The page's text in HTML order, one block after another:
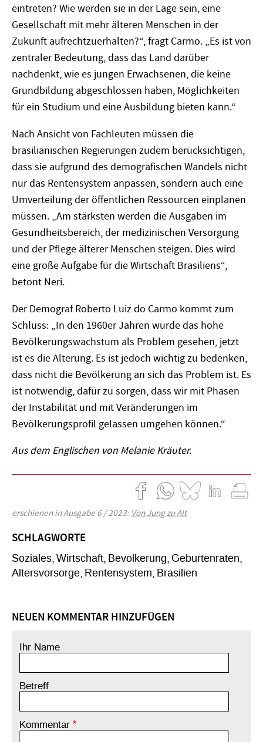
eintreten? Wie werden sie in der Lage sein, eine
Gesellschaft mit mehr älteren Menschen in der
Zukunft aufrechtzuerhalten?“, fragt Carmo. „Es ist von
zentraler Bedeutung, dass das Land darüber
nachdenkt, wie es jungen Erwachsenen, die keine
Grundbildung abgeschlossen haben, Möglichkeiten
für ein Studium und eine Ausbildung bieten kann.“
Nach Ansicht von Fachleuten müssen die
brasilianischen Regierungen zudem berücksichtigen,
dass sie aufgrund des demografischen Wandels nicht
nur das Rentensystem anpassen, sondern auch eine
Umverteilung der öffentlichen Ressourcen einplanen
müssen. „Am stärksten werden die Ausgaben im
Gesundheitsbereich, der medizinischen Versorgung
und der Pflege älterer Menschen steigen. Dies wird
eine große Aufgabe für die Wirtschaft Brasiliens“,
betont Neri.
Der Demograf Roberto Luiz do Carmo kommt zum
Schluss: „In den 1960er Jahren wurde das hohe
Bevölkerungswachstum als Problem gesehen, jetzt
ist es die Alterung. Es ist jedoch wichtig zu bedenken,
dass nicht die Bevölkerung an sich das Problem ist. Es
ist notwendig, dafür zu sorgen, dass wir mit Phasen
der Instabilität und mit Veränderungen im
Bevölkerungsprofil gelassen umgehen können.“
Aus dem Englischen von Melanie Kräuter.
erschienen in Ausgabe 6 / 2023: Von Jung zu Alt
SCHLAGWORTE
Soziales Wirtschaft Bevölkerung Geburtenraten
Altersvorsorge Rentensystem Brasilien
NEUEN KOMMENTAR HINZUFÜGEN
Ihr Name
Betreff
Kommentar